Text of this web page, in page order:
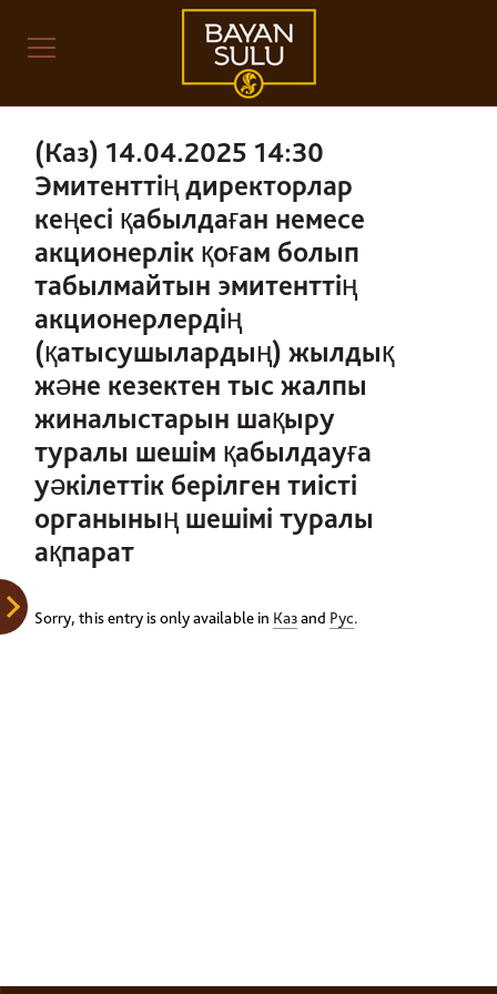
(Каз) 14.04.2025 14:30
Эмитенттің директорлар
кеңесі қабылдаған немесе
акционерлік қоғам болып
табылмайтын эмитенттің
акционерлердің
(қатысушылардың) жылдық
және кезектен тыс жалпы
жиналыстарын шақыру
туралы шешім қабылдауға
уәкілеттік берілген тиісті
органының шешімі туралы
ақпарат
Sorry, this entry is only available in Казand Рус.